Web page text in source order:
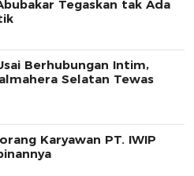
Tegaskan tak Ada
Berhubungan Intim,
Selatan Tewas
Karyawan PT. IWIP